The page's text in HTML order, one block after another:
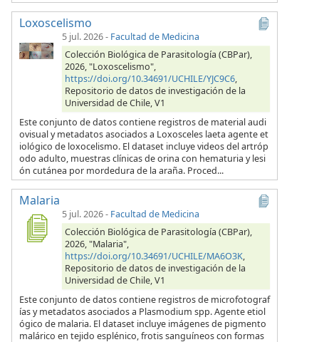
Loxoscelismo
5 jul. 2026- Facultad de Medicina
Colección Biológica de Parasitología (CBPar),
2026, "Loxoscelismo",
https://doi.org/10.34691/UCHILE/YJC9C6,
Repositorio de datos de investigación de la
Universidad de Chile, V1
Este conjunto de datos contiene registros de material audi
ovisual y metadatos asociados a Loxosceles laeta agente et
iológico de loxocelismo. El dataset incluye videos del artróp
odo adulto, muestras clínicas de orina con hematuria y lesi
ón cutánea por mordedura de la araña. Proced...
Malaria
5 jul. 2026- Facultad de Medicina
Colección Biológica de Parasitología (CBPar),
2026, "Malaria",
https://doi.org/10.34691/UCHILE/MA6O3K,
Repositorio de datos de investigación de la
Universidad de Chile, V1
Este conjunto de datos contiene registros de microfotograf
ías y metadatos asociados a Plasmodium spp. Agente etiol
ógico de malaria. El dataset incluye imágenes de pigmento
malárico en tejido esplénico, frotis sanguíneos con formas